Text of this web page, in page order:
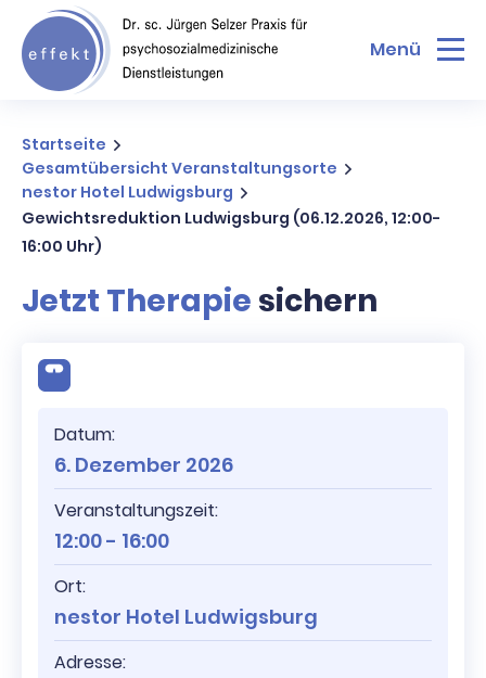
Menü
Startseite
Gesamtübersicht Veranstaltungsorte
nestor Hotel Ludwigsburg
Gewichtsreduktion Ludwigsburg (06.12.2026, 12:00-
16:00 Uhr)
Jetzt Therapie sichern
Datum:
6. Dezember 2026
Veranstaltungszeit:
12:00 - 16:00
Ort:
nestor Hotel Ludwigsburg
Adresse: